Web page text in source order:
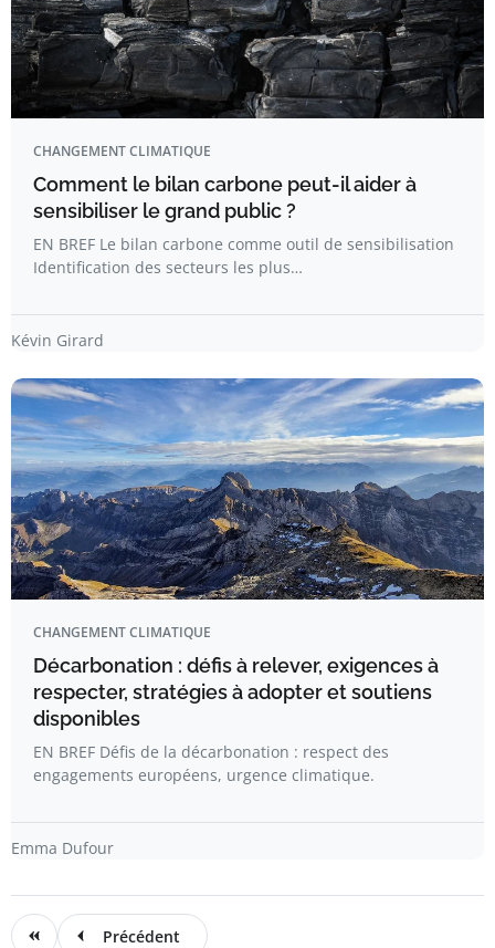
CHANGEMENT CLIMATIQUE
Comment le bilan carbone peut-il aider à
sensibiliser le grand public ?
EN BREF Le bilan carbone comme outil de sensibilisation
Identification des secteurs les plus…
Kévin Girard
CHANGEMENT CLIMATIQUE
Décarbonation : défis à relever, exigences à
respecter, stratégies à adopter et soutiens
disponibles
EN BREF Défis de la décarbonation : respect des
engagements européens, urgence climatique.
Emma Dufour
Précédent